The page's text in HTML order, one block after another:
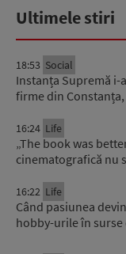
Ultimele stiri
18:53 Social
Instanța Supremă
firme din
16:24 Life
„The book was
cinematografică nu
16:22 Life
Când pasiunea
hobby-urile în surse